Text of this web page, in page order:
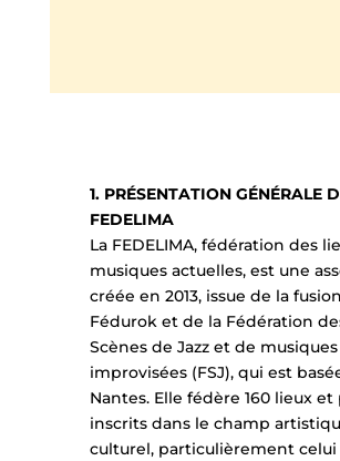
1. PRÉSENTATION GÉNÉRALE
FEDELIMA
La FEDELIMA, fédération des
musiques actuelles, est une
créée en 2013, issue de la
Fédurok et de la Fédération
Scènes de Jazz et de musiques
improvisées (FSJ), qui est
Nantes. Elle fédère 160 lieux
inscrits dans le champ
culturel, particulièrement celui